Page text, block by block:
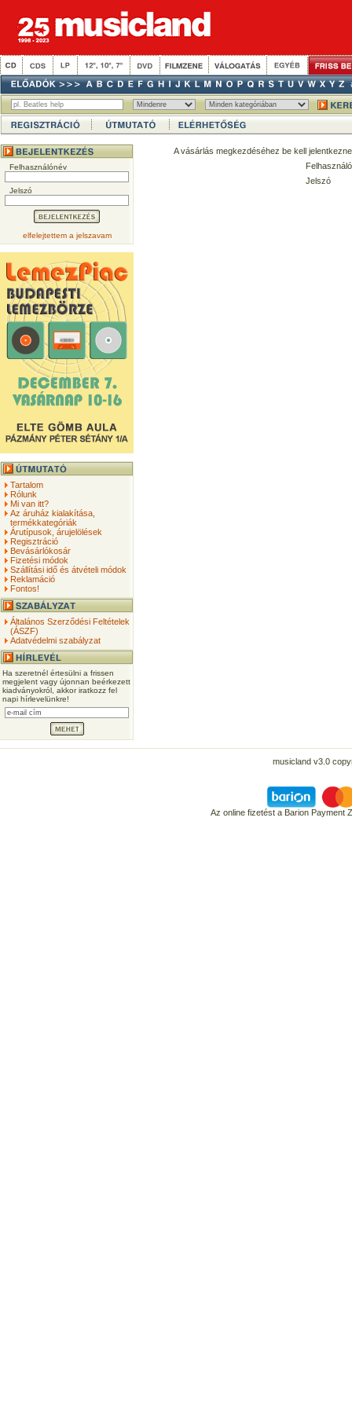
Felhasználónév
Jelszó
elfelejtettem a jelszavam
Tartalom
Rólunk
Mi van itt?
Az áruház kialakítása,
termékkategóriák
Árutípusok, árujelölések
Regisztráció
Bevásárlókosár
Fizetési módok
Szállítási idő és átvételi módok
Reklamáció
Fontos!
Általános Szerződési Feltételek
(ÁSZF)
Adatvédelmi szabályzat
Ha szeretnél értesülni a frissen
megjelent vagy újonnan beérkezett
kiadványokról, akkor iratkozz fel
napi hírlevelünkre!
A vásárlás megkezdéséhez be kell
Jelszó
musicland v3.0
Az online fizetést a Barion Payment